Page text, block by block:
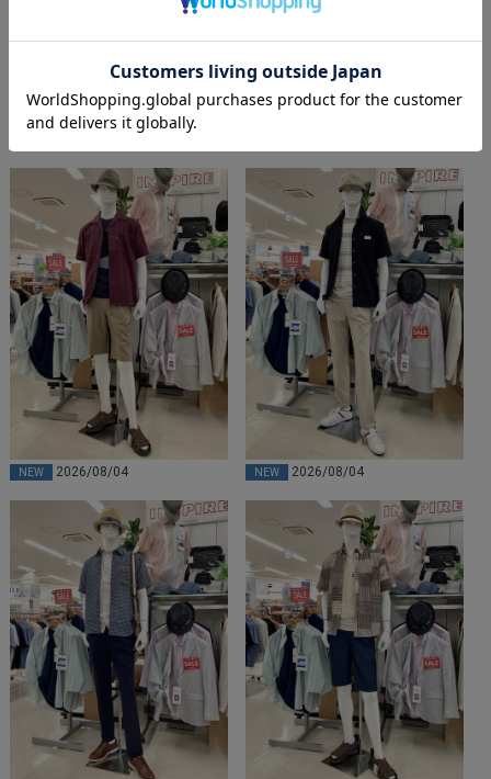
ポイント5倍
7,210
01 ベージュ
再入荷
税込
会員価格 ¥4,598
その他のコーディネート
NEW 2026/08/04 NEW 2026/08/04